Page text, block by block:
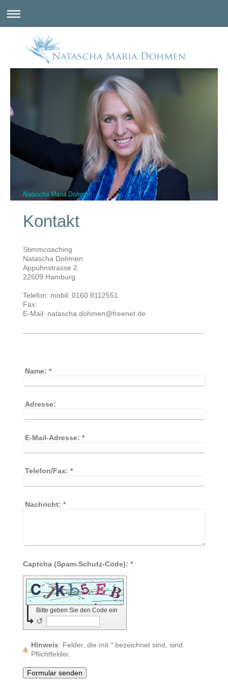
Natascha Maria Dohmen
Kontakt
Stimmcoaching
Natascha Dohmen
Appuhnstrasse 2
22609 Hamburg
Telefon: mobil: 0160 8112551
Fax:
E-Mail: natascha.dohmen@freenet.de
Name: *
Adresse:
E-Mail-Adresse: *
Telefon/Fax: *
Nachricht: *
Captcha (Spam-Schutz-Code): *
Bitte geben Sie den Code ein
↺
Hinweis : Felder, die mit *bezeichnet sind, sind
Pflichtfelder.